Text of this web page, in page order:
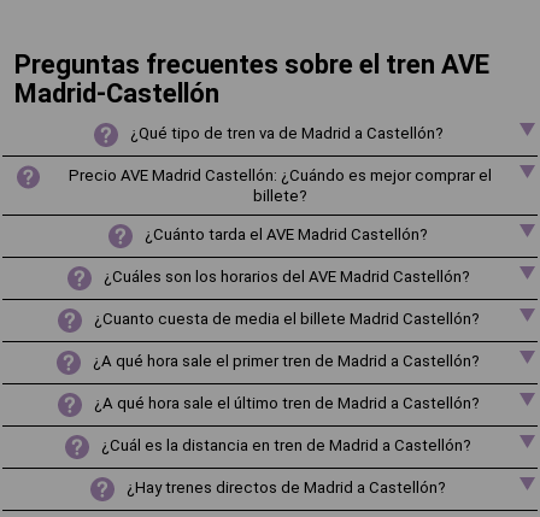
Preguntas frecuentes sobre el tren AVE
Madrid-Castellón
¿Qué tipo de tren va de Madrid a Castellón?
Precio AVE Madrid Castellón: ¿Cuándo es mejor comprar el
billete?
¿Cuánto tarda el AVE Madrid Castellón?
¿Cuáles son los horarios del AVE Madrid Castellón?
¿Cuanto cuesta de media el billete Madrid Castellón?
¿A qué hora sale el primer tren de Madrid a Castellón?
¿A qué hora sale el último tren de Madrid a Castellón?
¿Cuál es la distancia en tren de Madrid a Castellón?
¿Hay trenes directos de Madrid a Castellón?